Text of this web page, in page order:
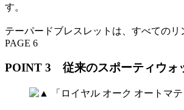
す。
テーパードブレスレットは、すべての
PAGE 6
POINT 3 従来のスポーティウォ